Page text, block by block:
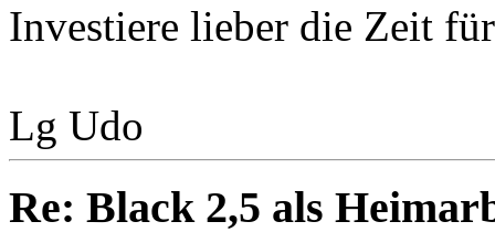
Investiere lieber die Zeit
Lg Udo
Re: Black 2,5 als